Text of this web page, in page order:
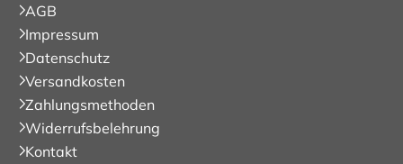
AGB
Impressum
Datenschutz
Versandkosten
Zahlungsmethoden
Widerrufsbelehrung
Kontakt